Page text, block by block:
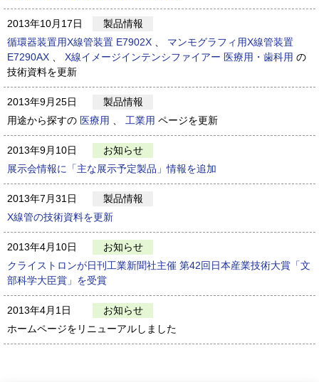
2013年10月17日
製品情報
循環器装置用X線管装置 E7902X
マンモグラフィ用X線管装置
E7290AX
X線イメージインテンシファイアー 医療用・歯科用 の
技術資料を更新
2013年9月25日
製品情報
用途から探すの 医療用 工業用 ページを更新
2013年9月10日
お知らせ
展示会情報に「主な展示予定製品」情報を追加
2013年7月31日
製品情報
X線管の技術資料を更新
2013年4月10日
お知らせ
クライストロンが日刊工業新聞社主催 第42回日本産業技術大賞「文
部科学大臣賞」を受賞
2013年4月1日
お知らせ
ホームページをリニューアルしました